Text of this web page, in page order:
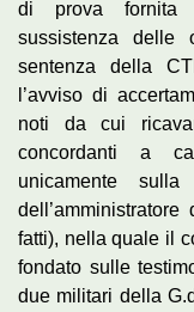
di prova fornita
sussistenza delle
sentenza della
l’avviso di
noti da cui
concordanti a
unicamente
fatti), nella quale il
fondato sulle
due militari della